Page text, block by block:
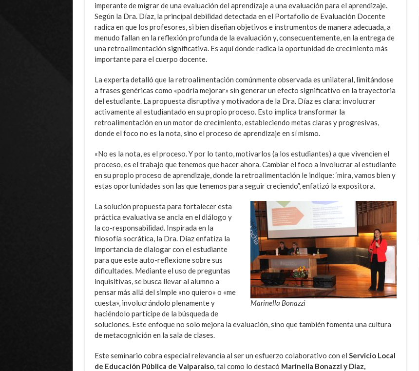
imperante de migrar de una evaluación del aprendizaje a una evaluación para el aprendizaje.
Según la Dra. Díaz, la principal debilidad detectada en el Portafolio de Evaluación Docente
radica en que los profesores, si bien diseñan objetivos e instrumentos de manera adecuada, a
menudo fallan en la reflexión profunda de la evaluación y, consecuentemente, en la entrega de
una retroalimentación significativa. Es aquí donde radica la oportunidad de crecimiento más
importante para el cuerpo docente.
La experta detalló que la retroalimentación comúnmente observada es unilateral, limitándose
a frases genéricas como «podría mejorar» sin generar un efecto significativo en la trayectoria
del estudiante. La propuesta disruptiva y motivadora de la Dra. Díaz es clara: involucrar
activamente al estudiantado en su propio proceso. Esto implica transformar la
retroalimentación en un motor de crecimiento, estableciendo metas claras y progresivas,
donde el foco no es la nota, sino el proceso de aprendizaje en sí mismo.
«No es la nota, es el proceso. Y por lo tanto, motivarlos (a los estudiantes) a que vivencien el
proceso, es el trabajo que tenemos que hacer ahora. Cambiar el foco a involucrar al estudiante
en su propio proceso de aprendizaje, donde la retroalimentación le indique: ‘mira, vamos bien y
estas oportunidades son las que tenemos para seguir creciendo”, enfatizó la expositora.
Marinella Bonazzi
La solución propuesta para fortalecer esta
práctica evaluativa se ancla en el diálogo y
la co-responsabilidad. Inspirada en la
filosofía socrática, la Dra. Díaz enfatiza la
importancia de dialogar con el estudiante
para que este auto-reflexione sobre sus
dificultades. Mediante el uso de preguntas
inquisitivas, se busca llevar al alumno a
pensar más allá del simple «no quiero» o «me
cuesta», involucrándolo plenamente y
haciéndolo partícipe de la búsqueda de
soluciones. Este enfoque no solo mejora la evaluación, sino que también fomenta una cultura
de metacognición en la sala de clases.
Este seminario cobra especial relevancia al ser un esfuerzo colaborativo con el Servicio Local
de Educación Pública de Valparaíso, tal como lo destacó Marinella Bonazzi y Díaz,